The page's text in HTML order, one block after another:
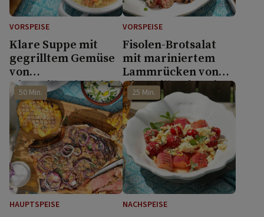
VORSPEISE
Klare Suppe mit
gegrilltem Gemüse
von
Vizegrillmeisterin
Jenny Gruber
VORSPEISE
Fisolen-Brotsalat
mit mariniertem
Lammrücken von
Vizegrillmeisterin
Jenny Gruber
50 Min.
HAUPTSPEISE
25 Min.
NACHSPEISE